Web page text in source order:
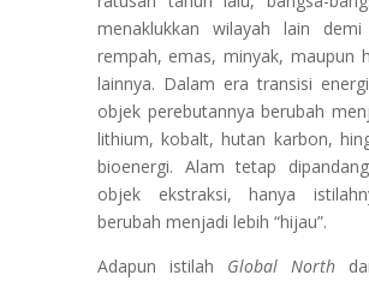
menaklukkan wilayah lain demi
rempah, emas, minyak, maupun
lainnya. Dalam era transisi
objek perebutannya berubah
lithium, kobalt, hutan karbon,
bioenergi. Alam tetap
objek ekstraksi, hanya
berubah menjadi lebih “hijau”.
Adapun istilah Global North